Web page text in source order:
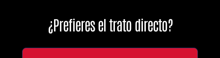
¿Prefieres el trato directo?